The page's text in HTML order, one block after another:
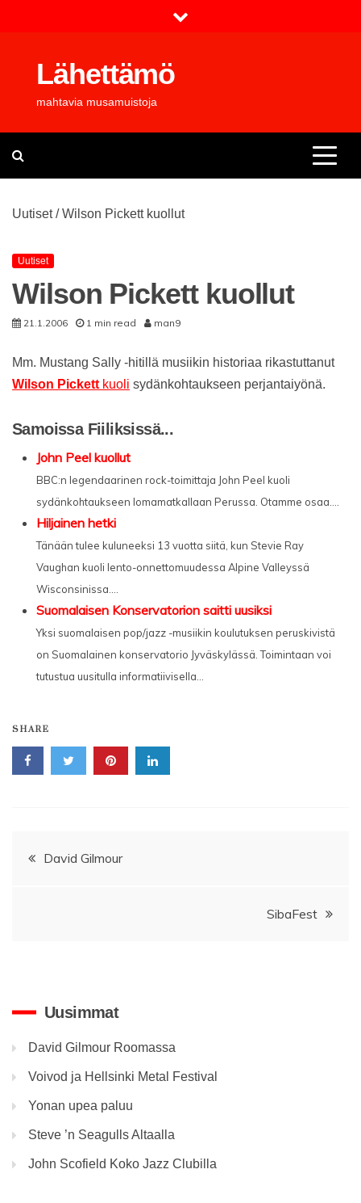
Lähettämö
mahtavia musamuistoja
Uutiset/Wilson Pickett kuollut
Uutiset
Wilson Pickett kuollut
21.1.2006 1 min read man9
Mm. Mustang Sally -hitillä musiikin historiaa rikastuttanut
Wilson Pickett kuoli sydänkohtaukseen perjantaiyönä.
Samoissa Fiiliksissä...
John Peel kuollut
BBC:n legendaarinen rock-toimittaja John Peel kuoli
sydänkohtaukseen lomamatkallaan Perussa. Otamme osaa....
Hiljainen hetki
Tänään tulee kuluneeksi 13 vuotta siitä, kun Stevie Ray
Vaughan kuoli lento-onnettomuudessa Alpine Valleyssä
Wisconsinissa....
Suomalaisen Konservatorion saitti uusiksi
Yksi suomalaisen pop/jazz -musiikin koulutuksen peruskivistä
on Suomalainen konservatorio Jyväskylässä. Toimintaan voi
tutustua uusitulla informatiivisella...
SHARE
Artikkelien
David Gilmour
SibaFest
Uusimmat
David Gilmour Roomassa
Voivod ja Hellsinki Metal Festival
Yonan upea paluu
Steve ’n Seagulls Altaalla
John Scofield Koko Jazz Clubilla